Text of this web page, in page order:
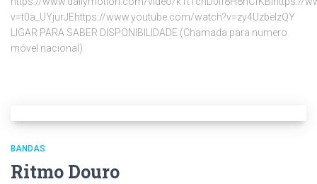
v=t0a_UYjurJEhttps://www.youtube.com/watch?v=zy4UzbelzQY
LIGAR PARA SABER DISPONIBILIDADE (Chamada para numero
móvel nacional)
BANDAS
Ritmo Douro